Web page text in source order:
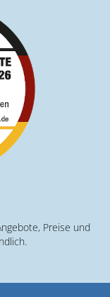
Preise und